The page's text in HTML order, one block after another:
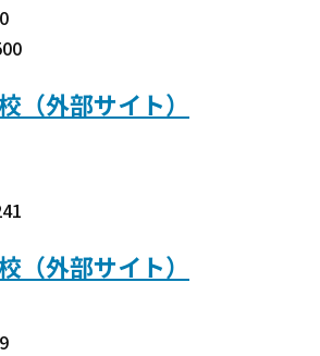
（外部サイト）
（外部サイト）